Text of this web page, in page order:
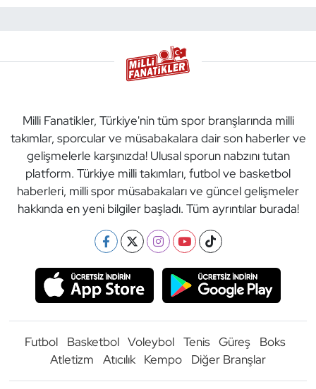
Milli Fanatikler, Türkiye'nin tüm spor branşlarında milli
takımlar, sporcular ve müsabakalara dair son haberler ve
gelişmelerle karşınızda! Ulusal sporun nabzını tutan
platform. Türkiye milli takımları, futbol ve basketbol
haberleri, milli spor müsabakaları ve güncel gelişmeler
hakkında en yeni bilgiler başladı. Tüm ayrıntılar burada!
Futbol Basketbol Voleybol Tenis Güreş
Boks
Atletizm
Atıcılık Kempo Diğer Branşlar